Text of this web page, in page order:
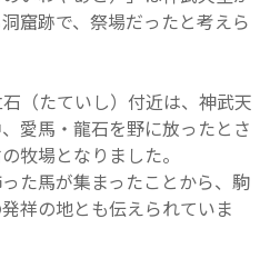
窟跡で、祭場だったと考えら
（たていし）付近は、神武天
愛馬・龍石を野に放ったとさ
牧場となりました。
た馬が集まったことから、駒
祥の地とも伝えられていま